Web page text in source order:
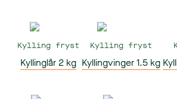
Kylling fryst
Kyllinglår 2 kg
Kylling fryst
Kyllingvinger 1.5 kg